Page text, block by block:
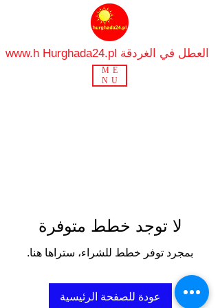
www.h Hurghada24.pl العطل في الغردقة
ME
NU
لا توجد خطط متوفرة
بمجرد توفر خطط للشراء، ستراها هنا.
عودة للصفحة الرئيسية